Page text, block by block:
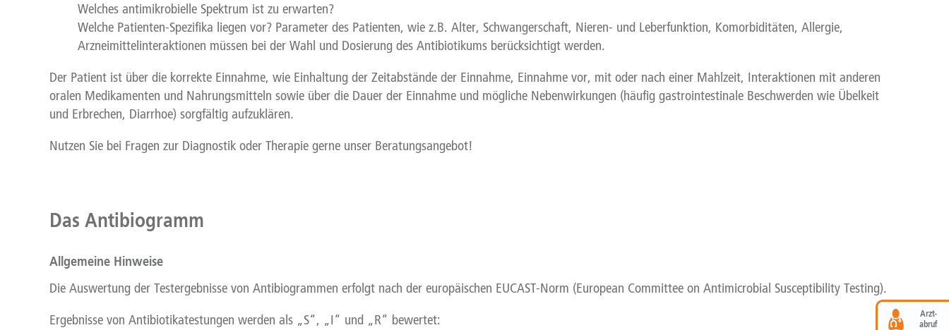
Arzt-
abruf
Welches antimikrobielle Spektrum ist zu erwarten?
Welche Patienten-Spezifika liegen vor? Parameter des Patienten, wie z.B. Alter, Schwangerschaft, Nieren- und Leberfunktion, Komorbiditäten, Allergie,
Arzneimittelinteraktionen müssen bei der Wahl und Dosierung des Antibiotikums berücksichtigt werden.
Der Patient ist über die korrekte Einnahme, wie Einhaltung der Zeitabstände der Einnahme, Einnahme vor, mit oder nach einer Mahlzeit, Interaktionen mit anderen
oralen Medikamenten und Nahrungsmitteln sowie über die Dauer der Einnahme und mögliche Nebenwirkungen (häufig gastrointestinale Beschwerden wie Übelkeit
und Erbrechen, Diarrhoe) sorgfältig aufzuklären.
Nutzen Sie bei Fragen zur Diagnostik oder Therapie gerne unser Beratungsangebot!
Das Antibiogramm
Allgemeine Hinweise
Die Auswertung der Testergebnisse von Antibiogrammen erfolgt nach der europäischen EUCAST-Norm (European Committee on Antimicrobial Susceptibility Testing).
Ergebnisse von Antibiotikatestungen werden als „S“, „I“ und „R“ bewertet: